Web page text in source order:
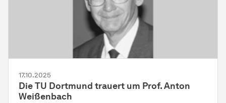
17.10.2025
Die TU Dortmund trauert um Prof. Anton
Weißenbach